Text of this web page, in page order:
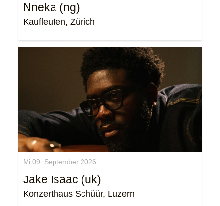
Nneka (ng)
Kaufleuten, Zürich
Mi 09. September 2026
Jake Isaac (uk)
Konzerthaus Schüür, Luzern